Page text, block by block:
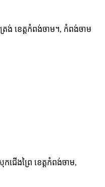
ង់ ខេត្តកំពង់ចាម។, កំពង់ចាម
ជើងព្រៃ ខេត្តកំពង់ចាម,